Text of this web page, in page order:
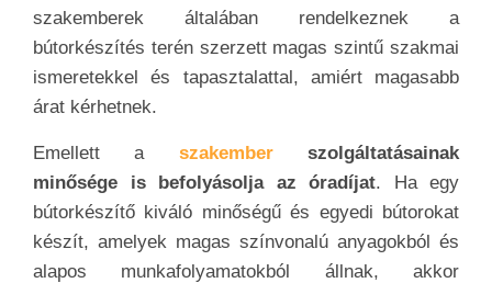
szakemberek általában rendelkeznek a
bútorkészítés terén szerzett magas szintű szakmai
ismeretekkel és tapasztalattal, amiért magasabb
árat kérhetnek.
Emellett a szakemberszolgáltatásainak
minősége is befolyásolja az óradíjat. Ha egy
bútorkészítő kiváló minőségű és egyedi bútorokat
készít, amelyek magas színvonalú anyagokból és
alapos munkafolyamatokból állnak, akkor